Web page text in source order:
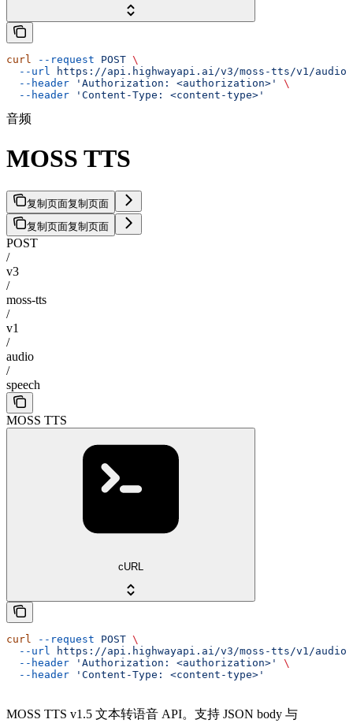
curl --request POST \
  --url
https://api.highwayapi.ai/v3/moss-tts/v1/audio/
  --header
'Authorization: <authorization>'
\
  --header
'Content-Type: <content-type>'
音频
MOSS TTS
复制页面复制页面
复制页面复制页面
POST
/
v3
/
moss-tts
/
v1
/
audio
/
speech
MOSS TTS
cURL
curl --request POST \
  --url
https://api.highwayapi.ai/v3/moss-tts/v1/audio/
  --header
'Authorization: <authorization>'
\
  --header
'Content-Type: <content-type>'
MOSS TTS v1.5 文本转语音 API。支持 JSON body 与